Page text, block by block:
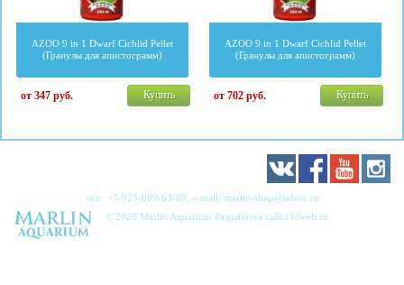
AZOO 9 in 1 Dwarf Cichlid Pellet
(Гранулы для апистограмм)
от 347 руб. Купить
AZOO 9 in 1 Dwarf Cichlid Pellet
(Гранулы для апистограмм)
от 702 руб. Купить
тел.: +7-925-089-63-89 , e-mail: marlin-shop@inbox.ru
© 2026 Marlin Aquarium Разработка сайта idweb.ru